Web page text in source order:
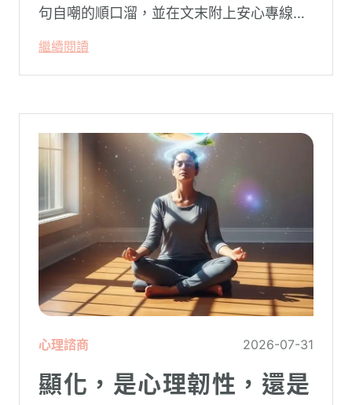
句自嘲的順口溜，並在文末附上安心專線與
被廣泛轉載。對許多投資人而言，螢幕上下
跌的數字背後，實質連結的是個人的財務壓
繼續閱讀
心理諮商 2026-07-31
顯化，是心理韌性，還是